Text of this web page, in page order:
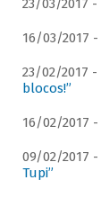
23/03/2017 -
16/03/2017 -
23/02/2017 -
blocos!”
16/02/2017 -
09/02/2017 -
Tupi”